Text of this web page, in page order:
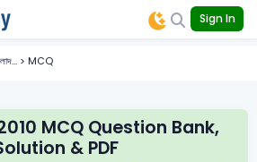
Sign In
> MCQ
MCQ Question Bank,
& PDF